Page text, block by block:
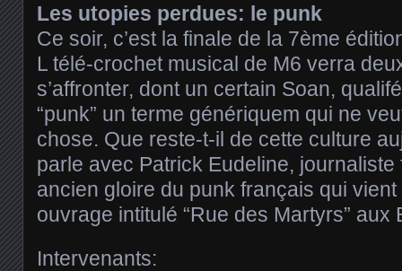
Les utopies perdues: le punk
Ce soir, c’est la finale de la 7ème
L télé-crochet musical de M6 verra
s’affronter, dont un certain Soan,
“punk” un terme génériquem qui ne
chose. Que reste-t-il de cette culture
parle avec Patrick Eudeline,
ancien gloire du punk français qui
ouvrage intitulé “Rue des Martyrs” aux
Intervenants: